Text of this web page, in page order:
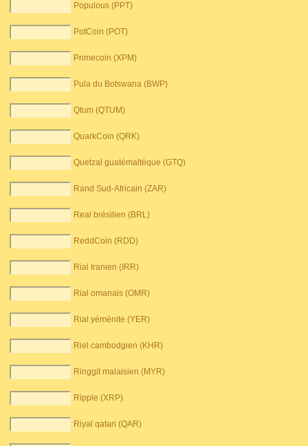
Populous (PPT)
PotCoin (POT)
Primecoin (XPM)
Pula du Botswana (BWP)
Qtum (QTUM)
QuarkCoin (QRK)
Quetzal guatémaltèque (GTQ)
Rand Sud-Africain (ZAR)
Real brésilien (BRL)
ReddCoin (RDD)
Rial Iranien (IRR)
Rial omanais (OMR)
Rial yéménite (YER)
Riel cambodgien (KHR)
Ringgit malaisien (MYR)
Ripple (XRP)
Riyal qatari (QAR)